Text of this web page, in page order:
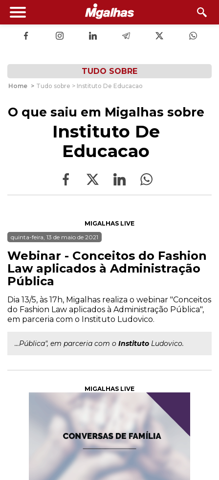
TUDO SOBRE
Home > Tudo sobre > Instituto De Educacao
O que saiu em Migalhas sobre
Instituto De
Educacao
MIGALHAS LIVE
quinta-feira, 13 de maio de 2021
Webinar - Conceitos do Fashion
Law aplicados à Administração
Pública
Dia 13/5, às 17h, Migalhas realiza o webinar "Conceitos
do Fashion Law aplicados à Administração Pública",
em parceria com o Instituto Ludovico.
...Pública", em parceria com o Instituto Ludovico.
MIGALHAS LIVE